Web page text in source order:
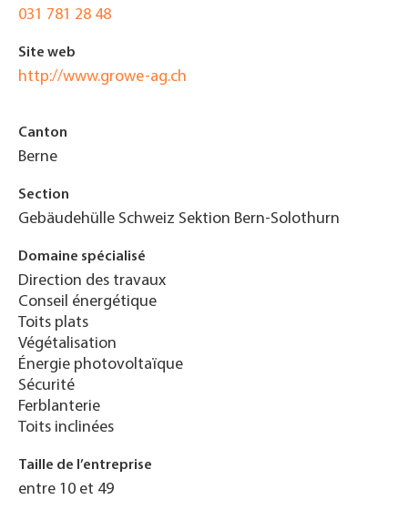
031 781 28 48
Site web
http://www.growe-ag.ch
Canton
Berne
Section
Gebäudehülle Schweiz Sektion Bern-Solothurn
Domaine spécialisé
Direction des travaux
Conseil énergétique
Toits plats
Végétalisation
Énergie photovoltaïque
Sécurité
Ferblanterie
Toits inclinées
Taille de l’entreprise
entre 10 et 49